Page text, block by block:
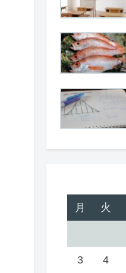
月
火
3 4